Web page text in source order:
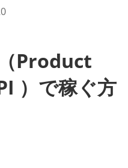
Product
）で稼ぐ方